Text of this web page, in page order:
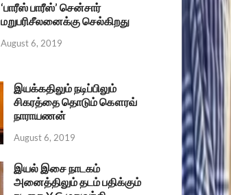
‘பாரீஸ் பாரீஸ்’ சென்சார்
மறுபரிசீலனைக்கு செல்கிறது
August 6, 2019
இயக்கதிலும் நடிப்பிலும்
சிகரத்தை தொடும் கௌரவ்
நாராயணன்
August 6, 2019
இயல் இசை நாடகம்
அனைத்திலும் தடம் பதிக்கும்